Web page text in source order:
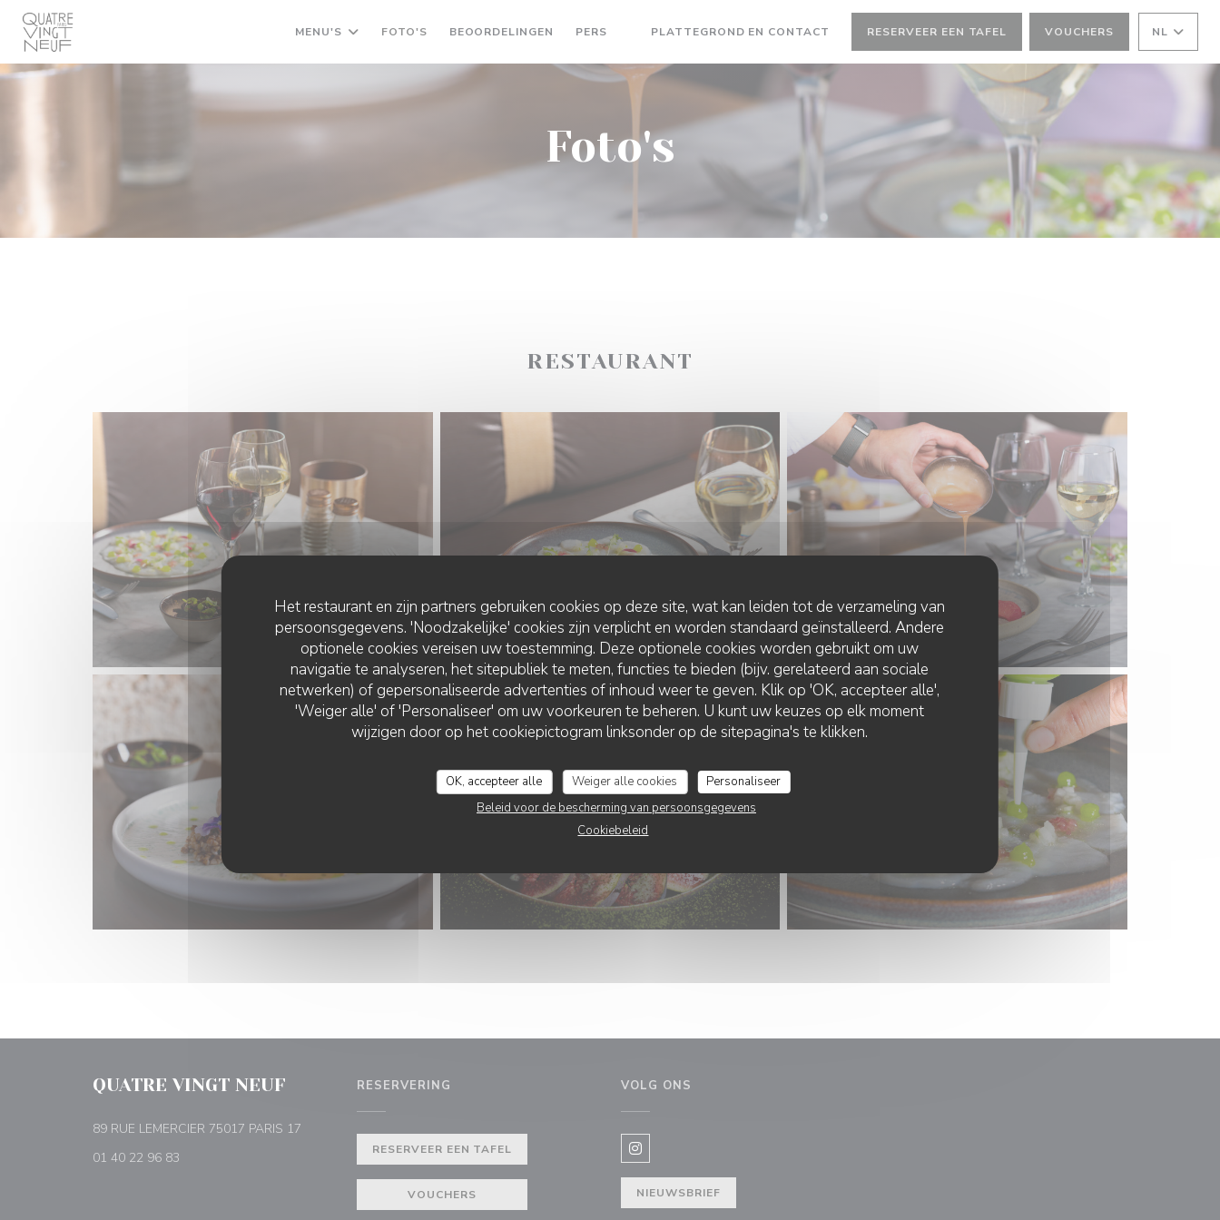
Cookies beheer paneel
Het restaurant en zijn partners gebruiken cookies op deze site, wat kan leiden tot de verzameling van
persoonsgegevens. 'Noodzakelijke' cookies zijn verplicht en worden standaard geïnstalleerd. Andere
optionele cookies vereisen uw toestemming. Deze optionele cookies worden gebruikt om uw
navigatie te analyseren, het sitepubliek te meten, functies te bieden (bijv. gerelateerd aan sociale
netwerken) of gepersonaliseerde advertenties of inhoud weer te geven. Klik op 'OK, accepteer alle',
'Weiger alle' of 'Personaliseer' om uw voorkeuren te beheren. U kunt uw keuzes op elk moment
wijzigen door op het cookiepictogram linksonder op de sitepagina's te klikken.
OK, accepteer alle Weiger alle cookies
Personaliseer
Beleid voor de bescherming van persoonsgegevens
Cookiebeleid
MENU'S FOTO'S BEOORDELINGEN PERS PLATTEGROND EN CONTACT RESERVEER EEN TAFEL VOUCHERS NL
Foto's
RESTAURANT
QUATRE VINGT NEUF
89 RUE LEMERCIER 75017 PARIS 17
01 40 22 96 83
RESERVERING
RESERVEER EEN TAFEL
VOUCHERS
VOLG ONS
Instagram ((opent in een nieuw venster))
NIEUWSBRIEF